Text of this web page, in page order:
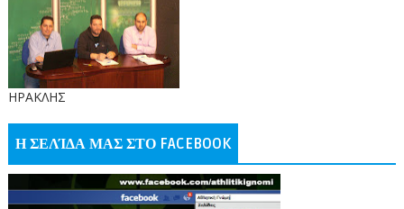
ΗΡΑΚΛΗΣ
Η ΣΕΛΊΔΑ ΜΑΣ ΣΤΟ FACEBOOK